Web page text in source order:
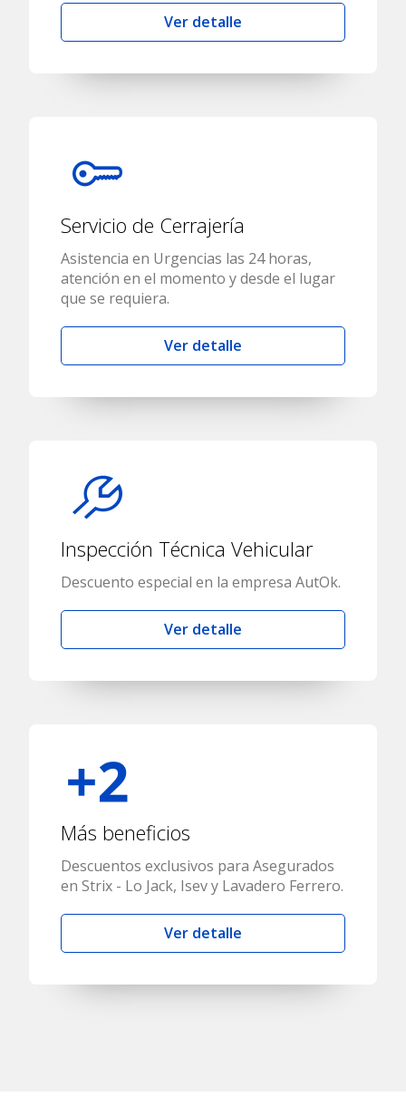
Ver detalle
Servicio de Cerrajería
Asistencia en Urgencias las 24 horas,
atención en el momento y desde el lugar
que se requiera.
Ver detalle
Inspección Técnica Vehicular
Descuento especial en la empresa AutOk.
Ver detalle
Más beneficios
Descuentos exclusivos para Asegurados
en Strix - Lo Jack, Isev y Lavadero Ferrero.
Ver detalle